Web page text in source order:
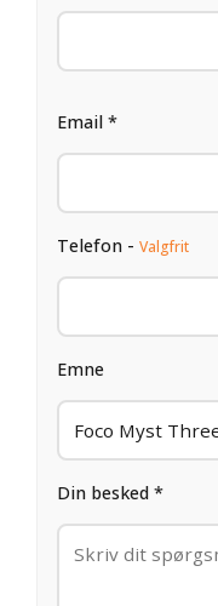
Email *
Telefon - Valgfrit
Emne
Din besked *